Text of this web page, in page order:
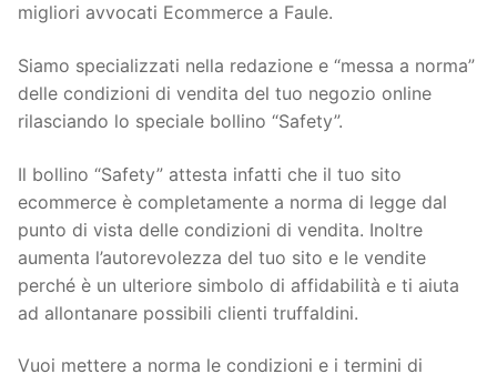
migliori avvocati Ecommerce a Faule.
Siamo specializzati nella redazione e “messa a norma”
delle condizioni di vendita del tuo negozio online
rilasciando lo speciale bollino “Safety”.
Il bollino “Safety” attesta infatti che il tuo sito
ecommerce è completamente a norma di legge dal
punto di vista delle condizioni di vendita. Inoltre
aumenta l’autorevolezza del tuo sito e le vendite
perché è un ulteriore simbolo di affidabilità e ti aiuta
ad allontanare possibili clienti truffaldini.
Vuoi mettere a norma le condizioni e i termini di